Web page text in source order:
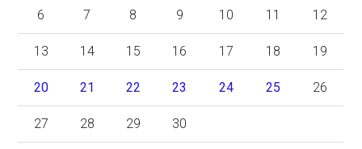
6 7 8 9 10 11 12
13 14 15 16 17 18 19
20 21 22 23 24 25 26
27 28 29 30